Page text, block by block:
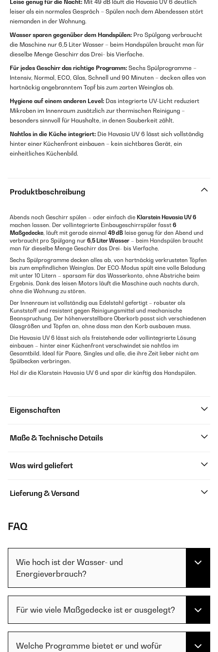
Leise genug für die Nacht: Mit 49 dB läuft die Havasia UV 6 deutlich
leiser als ein normales Gespräch – Spülen nach dem Abendessen stört
niemanden in der Wohnung.
Wasser sparen gegenüber dem Handspülen: Pro Spülgang verbraucht
die Maschine nur 6,5 Liter Wasser – beim Handspülen braucht man für
dieselbe Menge Geschirr das Drei- bis Vierfache.
Für jedes Geschirr das richtige Programm: Sechs Spülprogramme –
Intensiv, Normal, ECO, Glas, Schnell und 90 Minuten – decken alles von
hartnäckig angebranntem Topf bis zum zarten Weinglas ab.
Hygiene auf einem anderen Level: Das integrierte UV-Licht reduziert
Mikroben im Innenraum zusätzlich zur thermischen Reinigung –
besonders sinnvoll für Haushalte, in denen Sauberkeit zählt.
Nahtlos in die Küche integriert: Die Havasia UV 6 lässt sich vollständig
hinter einer Küchenfront einbauen – kein sichtbares Gerät, ein
einheitliches Küchenbild.
Produktbeschreibung
Abends noch Geschirr spülen – oder einfach die Klarstein Havasia UV 6
machen lassen. Der vollintegrierte Einbaugeschirrspüler fasst 6
Maßgedecke, läuft mit gerade einmal 49 dB leise genug für den Abend und
verbraucht pro Spülgang nur 6,5 Liter Wasser – beim Handspülen braucht
man für dieselbe Menge Geschirr das Drei- bis Vierfache.
Sechs Spülprogramme decken alles ab, von hartnäckig verkrusteten Töpfen
bis zum empfindlichen Weinglas. Der ECO-Modus spült eine volle Beladung
mit unter 10 Litern – sparsam für das Wasserkonto, ohne Abstriche beim
Ergebnis. Dank des leisen Motors läuft die Maschine auch nachts durch,
ohne die Wohnung zu stören.
Der Innenraum ist vollständig aus Edelstahl gefertigt – robuster als
Kunststoff und resistent gegen Reinigungsmittel und mechanische
Beanspruchung. Der höhenverstellbare Oberkorb passt sich verschiedenen
Glasgrößen und Töpfen an, ohne dass man den Korb ausbauen muss.
Die Havasia UV 6 lässt sich als freistehende oder vollintegrierte Lösung
einbauen – hinter einer Küchenfront verschwindet sie nahtlos im
Gesamtbild. Ideal für Paare, Singles und alle, die ihre Zeit lieber nicht am
Spülbecken verbringen.
Hol dir die Klarstein Havasia UV 6 und spar dir künftig das Handspülen.
Eigenschaften
Maße & Technische Details
Was wird geliefert
Lieferung & Versand
FAQ
Wie hoch ist der Wasser- und
Energieverbrauch?
Für wie viele Maßgedecke ist er ausgelegt?
Welche Programme bietet er und wofür